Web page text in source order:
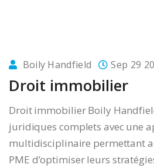
Boily Handfield Sep 29
Droit immobilier
Droit immobilier Boily
juridiques complets avec une
multidisciplinaire permettant
PME d’optimiser leurs